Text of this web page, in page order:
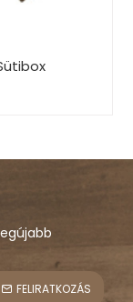
FELIRATKOZÁS